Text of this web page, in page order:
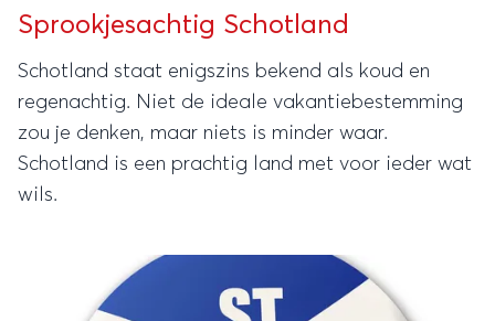
Sprookjesachtig Schotland
Schotland staat enigszins bekend als koud en
regenachtig. Niet de ideale vakantiebestemming
zou je denken, maar niets is minder waar.
Schotland is een prachtig land met voor ieder wat
wils.